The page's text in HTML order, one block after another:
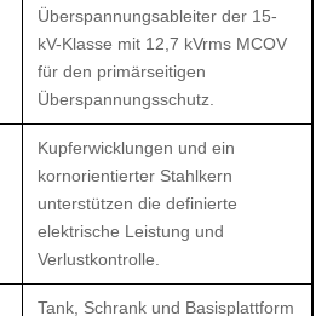
Überspannungsableiter der 15-
kV-Klasse mit 12,7 kVrms MCOV
für den primärseitigen
Überspannungsschutz.
Kupferwicklungen und ein
kornorientierter Stahlkern
unterstützen die definierte
elektrische Leistung und
Verlustkontrolle.
Tank, Schrank und Basisplattform